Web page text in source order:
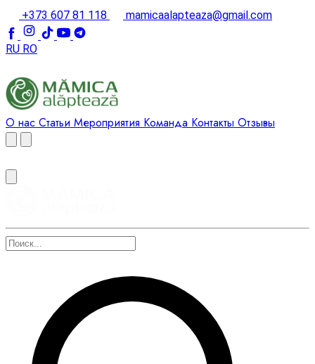
+373 607 81 118 mamicaalapteaza@gmail.com
RU RO
О нас Статьи Мероприятия Команда Контакты Отзывы